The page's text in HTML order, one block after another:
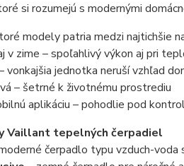
si rozumejú s modernými
modely patria medzi najtichšie
v zime – spoľahlivý výkon aj pri
vonkajšia jednotka neruší vzhľad
– šetrné k životnému prostrediu
aplikáciu – pohodlie pod
Vaillant tepelných čerpadiel
čerpadlo typu vzduch-voda